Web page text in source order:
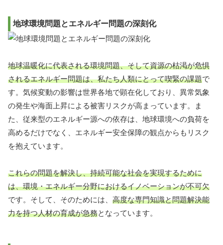
地球環境問題とエネルギー問題の深刻化
地球温暖化に代表される環境問題、そして資源の枯渇が危惧
されるエネルギー問題は、私たち人類にとって喫緊の課題で
す。気候変動の影響は世界各地で顕在化しており、異常気象
の発生や海面上昇による被害リスクが高まっています。ま
た、従来型のエネルギー源への依存は、地球環境への負荷を
高めるだけでなく、エネルギー安全保障の観点からもリスク
を抱えています。
これらの問題を解決し、持続可能な社会を実現するために
は、環境・エネルギー分野におけるイノベーションが不可欠
です。そして、そのためには、 高度な専門知識と問題解決能
力を持つ人材の育成が急務となっています。